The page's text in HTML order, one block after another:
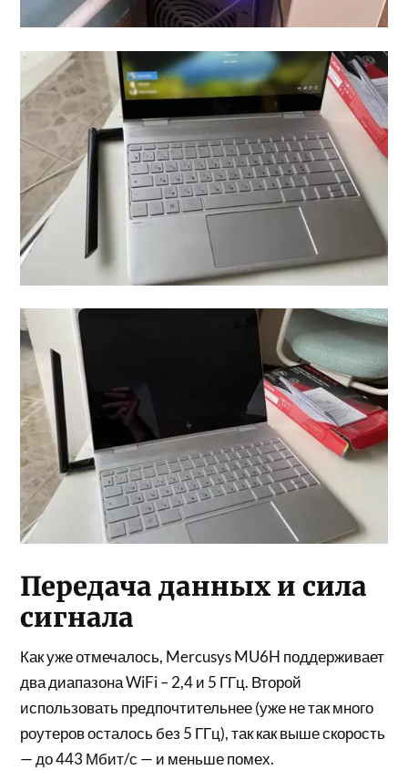
Передача данных и сила
сигнала
Как уже отмечалось, Mercusys MU6H поддерживает
два диапазона WiFi – 2,4 и 5 ГГц. Второй
использовать предпочтительнее (уже не так много
роутеров осталось без 5 ГГц), так как выше скорость
— до 443 Мбит/с — и меньше помех.